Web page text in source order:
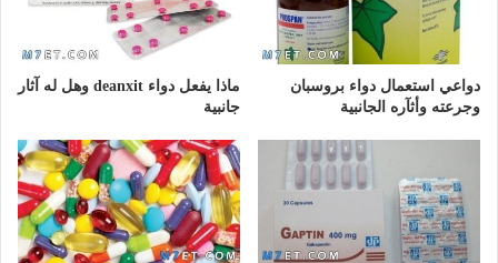
دواعي استعمال دواء بروسبان
وجرعته وأثآره الجانبية
ماذا يفعل دواء deanxit وهل له آثار
جانبية